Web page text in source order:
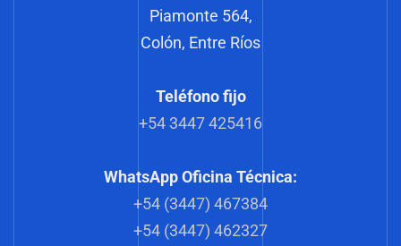
Piamonte 564,
Colón, Entre Ríos
Teléfono fijo
+54 3447 425416
WhatsApp Oficina Técnica:
+54 (3447) 467384
+54 (3447) 462327